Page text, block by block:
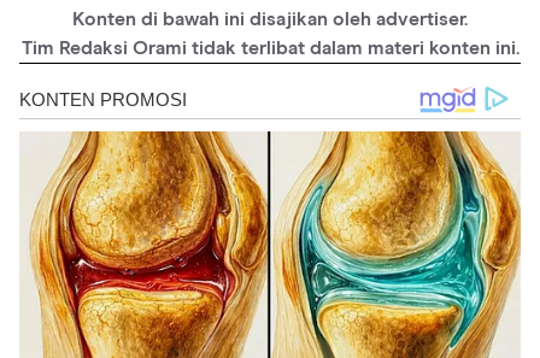
Konten di bawah ini disajikan oleh advertiser.
Tim Redaksi Orami tidak terlibat dalam materi konten ini.